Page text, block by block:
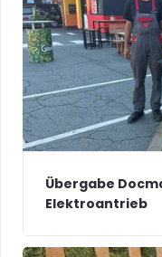
Übergabe
Elektroantrieb